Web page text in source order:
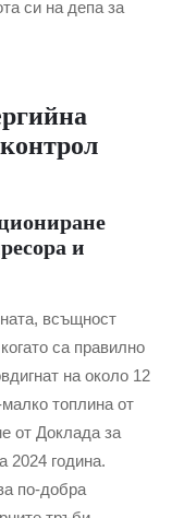
си на депа за
и
всъщност
са правилно
на около 12
топлина от
от Доклада за
2024 година.
по-добра